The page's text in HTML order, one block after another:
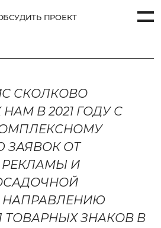
ПРОЕКТ
СКОЛКОВО
В 2021 ГОДУ С
ЗАЯВОК ОТ
РЕКЛАМЫ И
ТОВАРНЫХ ЗНАКОВ В